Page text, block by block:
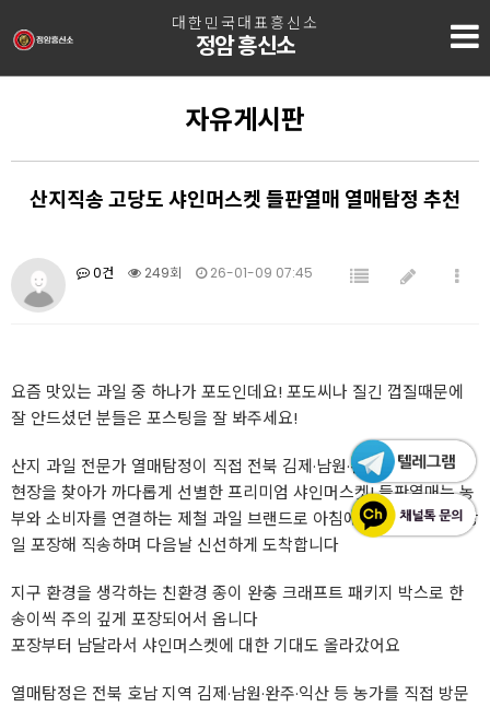
대한민국대표흥신소
정암 흥신소
자유게시판
산지직송 고당도 샤인머스켓 들판열매 열매탐정 추천
0건 249회 26-01-09 07:45
요즘 맛있는 과일 중 하나가 포도인데요! 포도씨나 질긴 껍질때문에
잘 안드셨던 분들은 포스팅을 잘 봐주세요!
산지 과일 전문가 열매탐정이 직접 전북 김제·남원·완주·익산 등 농촌
현장을 찾아가 까다롭게 선별한 프리미엄 샤인머스켓! 들판열매는 농
부와 소비자를 연결하는 제철 과일 브랜드로 아침에 수확한 포도를 당
일 포장해 직송하며 다음날 신선하게 도착합니다
지구 환경을 생각하는 친환경 종이 완충 크래프트 패키지 박스로 한
송이씩 주의 깊게 포장되어서 옵니다
포장부터 남달라서 샤인머스켓에 대한 기대도 올라갔어요
열매탐정은 전북 호남 지역 김제·남원·완주·익산 등 농가를 직접 방문